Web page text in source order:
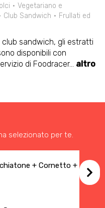
Vegetariano e
Club Sandwich
Frullati ed
club sandwich, gli estratti
disponibili con
di Foodracer... altro
selezionato per te.
+ Estratto